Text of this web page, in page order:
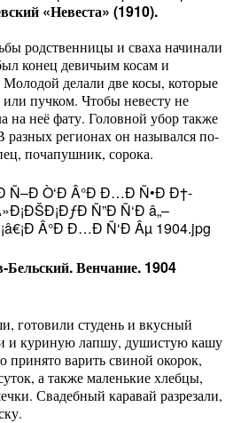
«Невеста» (1910).
родственницы и сваха начинали
конец девичьим косам и
делали две косы, которые
пучком. Чтобы невесту не
на неё фату. Головной убор также
регионах он назывался по-
почапушник, сорока.
Бельский. Венчание. 1904
готовили студень и вкусный
и куриную лапшу, душистую кашу
варить свиной окорок,
а также маленькие хлебцы,
Свадебный каравай разрезали,